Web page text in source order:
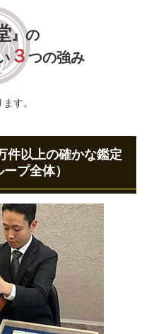
』の
３つの強み
す。
件以上の確かな鑑定
プ全体）